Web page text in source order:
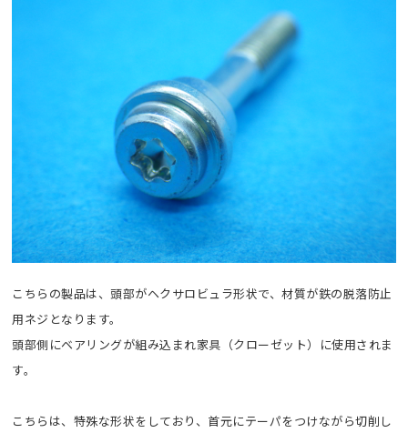
こちらの製品は、頭部がヘクサロビュラ形状で、材質が鉄の脱落防止
用ネジとなります。
頭部側にベアリングが組み込まれ家具（クローゼット）に使用されま
す。
こちらは、特殊な形状をしており、首元にテーパをつけながら切削し